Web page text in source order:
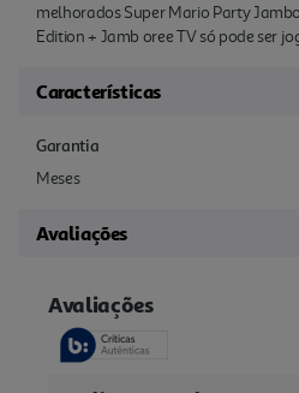
melhorados Super Mario Party
Edition + Jamb oree TV só pode ser
Características
Garantia
Meses
Avaliações